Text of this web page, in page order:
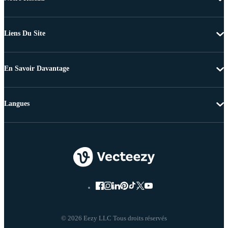
Liens Du Site
En Savoir Davantage
© 2026 Eezy LLC Tous droits réservés
Langues